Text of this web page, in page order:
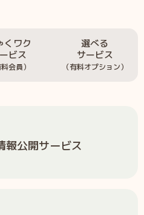
くワク
ビス
料会員）
選べる
サービス
（有料オプション）
報公開サービス